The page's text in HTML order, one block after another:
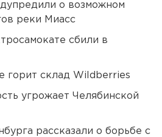
о возможном
реки Миасс
сбили в
горит склад Wildberries
угрожает Челябинской
рассказали о борьбе с